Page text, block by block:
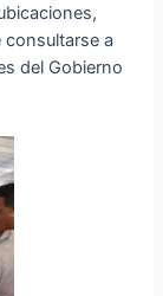
a
del Gobierno